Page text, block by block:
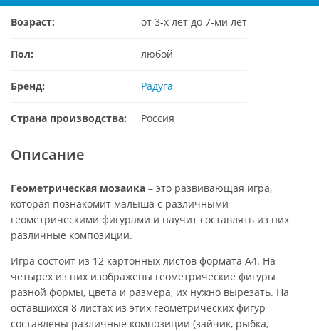
Возраст: от 3-х лет до 7-ми лет
Пол: любой
Бренд: Радуга
Страна производства: Россия
Описание
Геометрическая мозаика – это развивающая игра,
которая познакомит малыша с различными
геометрическими фигурами и научит составлять из них
различные композиции.
Игра состоит из 12 картонных листов формата А4. На
четырех из них изображены геометрические фигуры
разной формы, цвета и размера, их нужно вырезать. На
оставшихся 8 листах из этих геометрических фигур
составлены различные композиции (зайчик, рыбка,